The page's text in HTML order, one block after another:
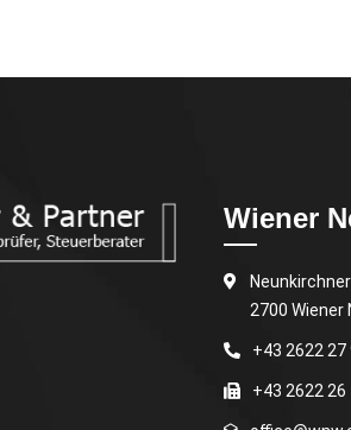
Wiener
2700
+43 2622 27
+43 2622 26